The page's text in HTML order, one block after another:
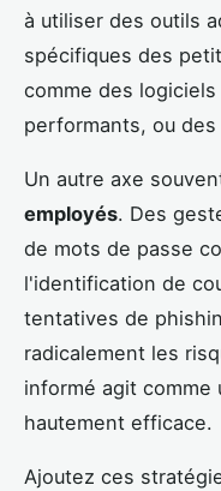
à utiliser des outils
spécifiques des
comme des
performants, ou
Un autre axe
employés. Des
de mots de passe
l'identification de
tentatives de
radicalement les
informé agit comme
hautement efficace.
Ajoutez ces